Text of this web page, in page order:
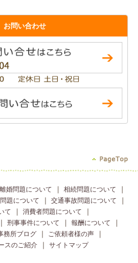
お問い合わせ
離婚問題について ｜ 相続問題について ｜
題について ｜ 交通事故問題について ｜
て ｜ 消費者問題について ｜
｜ 刑事事件について ｜ 報酬について ｜
務所ブログ ｜ ご依頼者様の声 ｜
スのご紹介 ｜ サイトマップ